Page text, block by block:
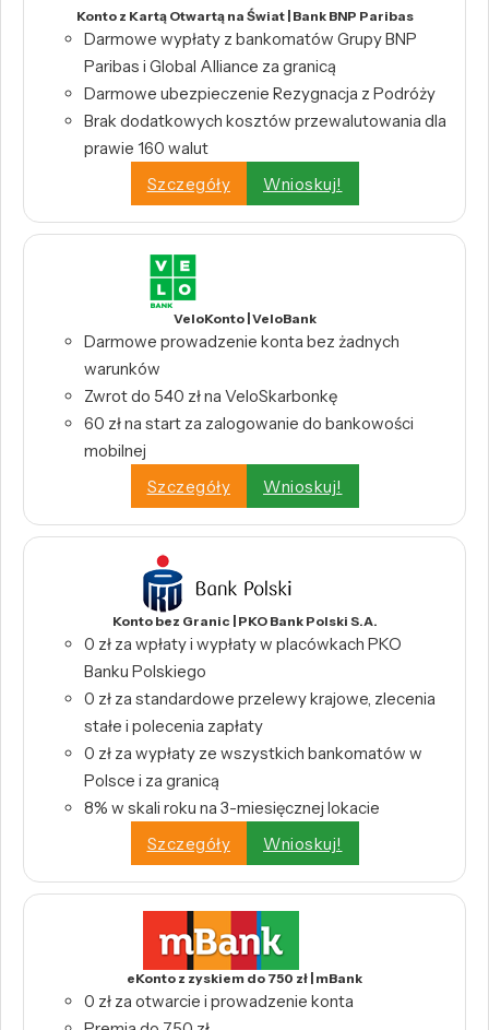
Konto z Kartą Otwartą na Świat | Bank BNP Paribas
Darmowe wypłaty z bankomatów Grupy BNP
Paribas i Global Alliance za granicą
Darmowe ubezpieczenie Rezygnacja z Podróży
Brak dodatkowych kosztów przewalutowania dla
prawie 160 walut
Szczegóły
Wnioskuj!
VeloKonto | VeloBank
Darmowe prowadzenie konta bez żadnych
warunków
Zwrot do 540 zł na VeloSkarbonkę
60 zł na start za zalogowanie do bankowości
mobilnej
Szczegóły
Wnioskuj!
Konto bez Granic | PKO Bank Polski S.A.
0 zł za wpłaty i wypłaty w placówkach PKO
Banku Polskiego
0 zł za standardowe przelewy krajowe, zlecenia
stałe i polecenia zapłaty
0 zł za wypłaty ze wszystkich bankomatów w
Polsce i za granicą
8% w skali roku na 3-miesięcznej lokacie
Szczegóły
Wnioskuj!
eKonto z zyskiem do 750 zł | mBank
0 zł za otwarcie i prowadzenie konta